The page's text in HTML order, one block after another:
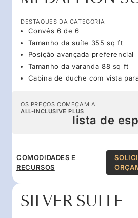
DESTAQUES DA CATEGORIA
Convés 6 de 6
Tamanho da suíte 355 sq ft
Posição avançada preferencial
Tamanho da varanda 88 sq ft
Cabina de duche com vista
OS PREÇOS COMEÇAM A
ALL-INCLUSIVE PLUS
lista de
COMODIDADES E
RECURSOS
SILVER SUITE